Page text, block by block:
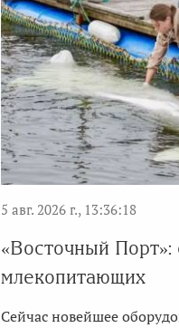
5 авг. 2026 г., 13:36:18
«Восточный Порт»:
млекопитающих
Сейчас новейшее